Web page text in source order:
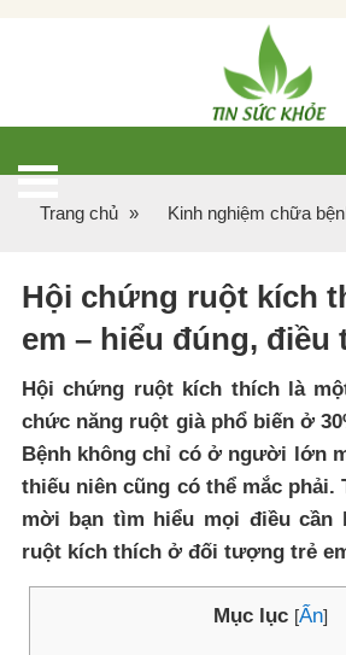
Trang chủ » Kinh nghiệm chữa
Hội chứng ruột kích
em – hiểu đúng, điều
Hội chứng ruột kích thích là
chức năng ruột già phổ biến ở
Bệnh không chỉ có ở người lớn
thiếu niên cũng có thể mắc phải.
mời bạn tìm hiểu mọi điều cần
ruột kích thích ở đối tượng trẻ
Mục lục [Ẩn]